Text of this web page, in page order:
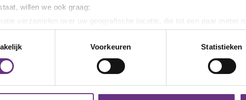
willen we ook graag:
verzamelen over uw geografische locatie, die tot een paar meter
identificeren door het actief te scannen op specifieke
hoe uw persoonlijke gegevens worden verwerkt en stel uw
op elk moment wijzigen of intrekken in de Cookieverklaring.
te analyseren. Ook delen we informatie over uw gebruik van onze
Voorkeuren Statistieken